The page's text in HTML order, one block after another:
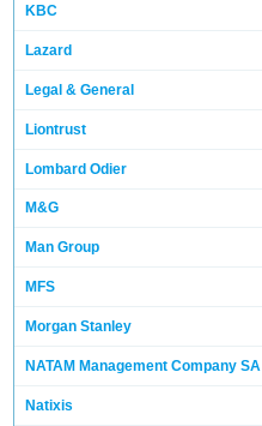
KBC
Lazard
Legal & General
Liontrust
Lombard Odier
M&G
Man Group
MFS
Morgan Stanley
NATAM Management Company SA
Natixis